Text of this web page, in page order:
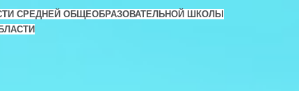
СРЕДНЕЙ ОБЩЕОБРАЗОВАТЕЛЬНОЙ ШКОЛЫ